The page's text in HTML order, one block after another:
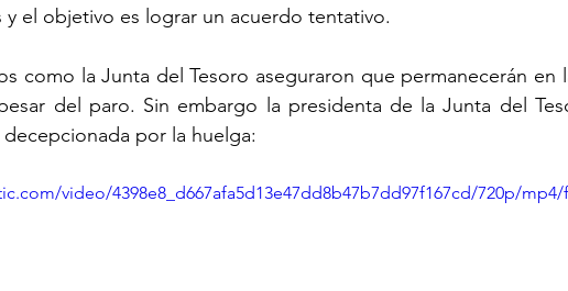
y el objetivo es lograr un acuerdo tentativo.
como la Junta del Tesoro aseguraron que permanecerán en
del paro. Sin embargo la presidenta de la Junta del
por la huelga:
video/4398e8_d667afa5d13e47dd8b47b7dd97f167cd/720p/